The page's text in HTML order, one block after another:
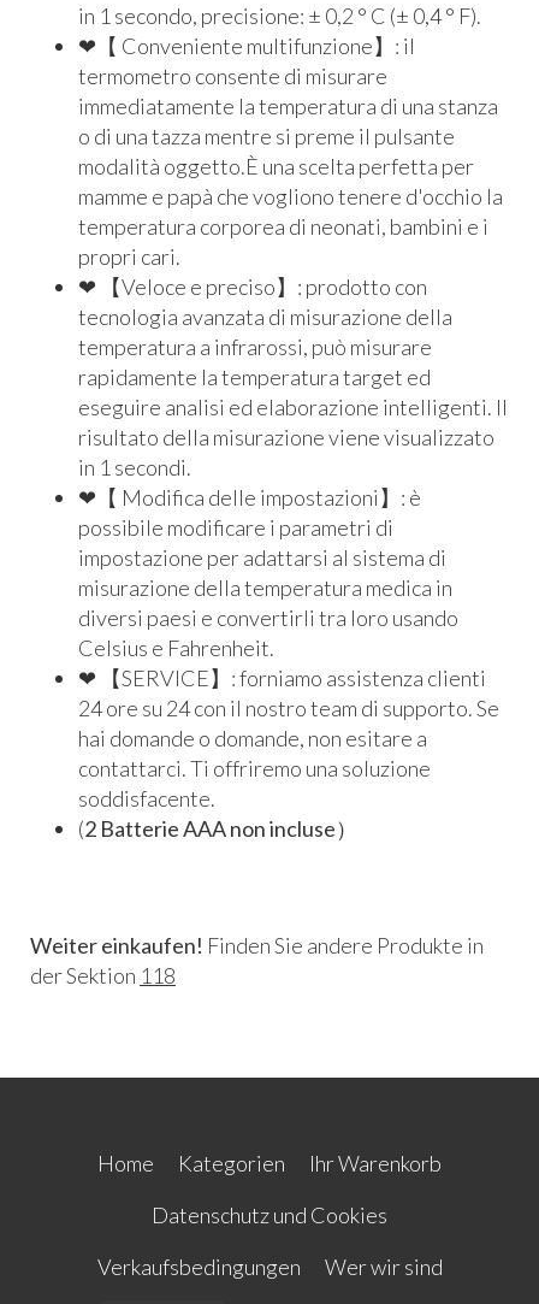
in 1 secondo, precisione: ± 0,2 ° C (± 0,4 ° F).
❤【 Conveniente multifunzione】: il
termometro consente di misurare
immediatamente la temperatura di una stanza
o di una tazza mentre si preme il pulsante
modalità oggetto.È una scelta perfetta per
mamme e papà che vogliono tenere d'occhio la
temperatura corporea di neonati, bambini e i
propri cari.
❤ 【Veloce e preciso】: prodotto con
tecnologia avanzata di misurazione della
temperatura a infrarossi, può misurare
rapidamente la temperatura target ed
eseguire analisi ed elaborazione intelligenti. Il
risultato della misurazione viene visualizzato
in 1 secondi.
❤【 Modifica delle impostazioni】: è
possibile modificare i parametri di
impostazione per adattarsi al sistema di
misurazione della temperatura medica in
diversi paesi e convertirli tra loro usando
Celsius e Fahrenheit.
❤ 【SERVICE】: forniamo assistenza clienti
24 ore su 24 con il nostro team di supporto. Se
hai domande o domande, non esitare a
contattarci. Ti offriremo una soluzione
soddisfacente.
(2 Batterie AAA non incluse）
Weiter einkaufen! Finden Sie andere Produkte in
der Sektion 118
Home Kategorien
Ihr Warenkorb
Datenschutz und Cookies
Verkaufsbedingungen
Wer wir sind